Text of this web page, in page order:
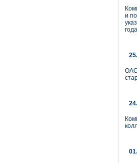
и
ОАО